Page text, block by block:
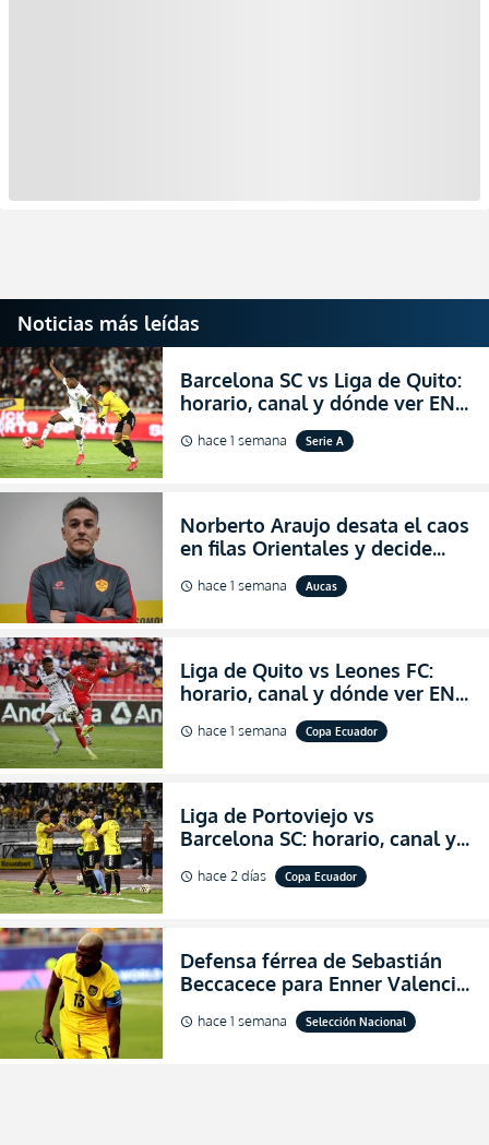
Noticias más leídas
Barcelona SC vs Liga de Quito:
horario, canal y dónde ver EN
VIVO la Fecha 22 de la LigaPro
2026
schedule hace 1 semana Serie A
Norberto Araujo desata el caos
en filas Orientales y decide
abandonar la dirección técnica
de Aucas
schedule hace 1 semana Aucas
Liga de Quito vs Leones FC:
horario, canal y dónde ver EN
VIVO los octavos de final de la
Copa Ecuador 2026
schedule hace 1 semana Copa Ecuador
Liga de Portoviejo vs
Barcelona SC: horario, canal y
dónde ver EN VIVO los octavos
de final de la Copa Ecuador
schedule hace 2 días Copa Ecuador
Defensa férrea de Sebastián
Beccacece para Enner Valencia
al indicar que era el hombre
indicado para Ecuador
schedule hace 1 semana Selección Nacional